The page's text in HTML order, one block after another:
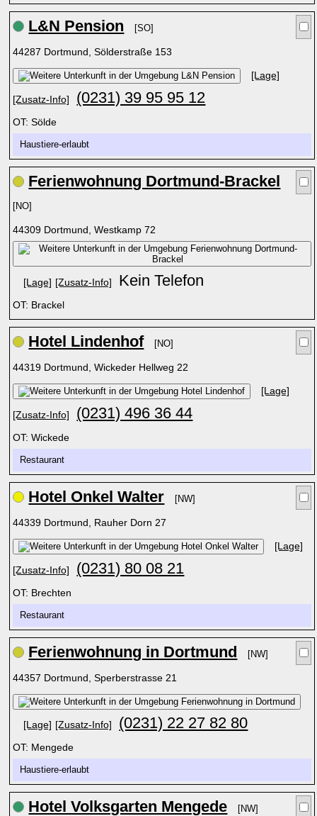
L&N Pension [SO]
44287 Dortmund, Sölderstraße 153
[Lage]
[Zusatz-Info] (0231) 39 95 95 12
OT: Sölde
Haustiere-erlaubt
Ferienwohnung Dortmund-Brackel
[NO]
44309 Dortmund, Westkamp 72
[Lage] [Zusatz-Info] Kein Telefon
OT: Brackel
Hotel Lindenhof [NO]
44319 Dortmund, Wickeder Hellweg 22
[Lage]
[Zusatz-Info] (0231) 496 36 44
OT: Wickede
Restaurant
Hotel Onkel Walter [NW]
44339 Dortmund, Rauher Dorn 27
[Lage]
[Zusatz-Info] (0231) 80 08 21
OT: Brechten
Restaurant
Ferienwohnung in Dortmund [NW]
44357 Dortmund, Sperberstrasse 21
[Lage] [Zusatz-Info] (0231) 22 27 82 80
OT: Mengede
Haustiere-erlaubt
Hotel Volksgarten Mengede [NW]